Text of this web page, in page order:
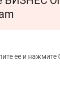
ее и нажмите